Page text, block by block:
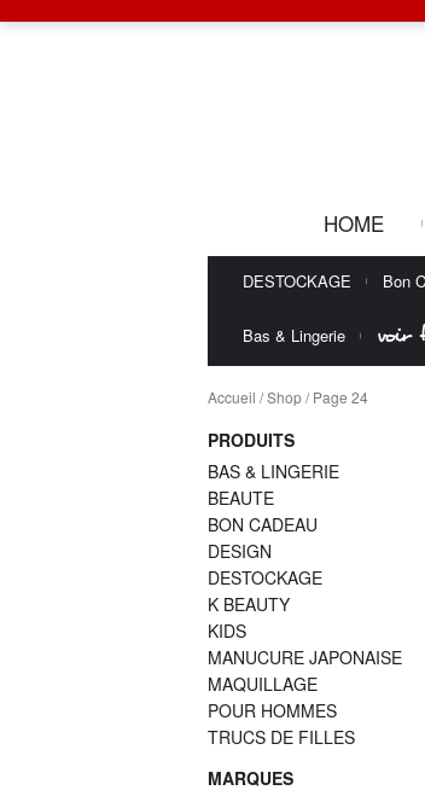
HOME
DESTOCKAGE Bon
Bas & Lingerie voir
Accueil /Shop/ Page 24
PRODUITS
BAS & LINGERIE
BEAUTE
BON CADEAU
DESIGN
DESTOCKAGE
K BEAUTY
KIDS
MANUCURE JAPONAISE
MAQUILLAGE
POUR HOMMES
TRUCS DE FILLES
MARQUES